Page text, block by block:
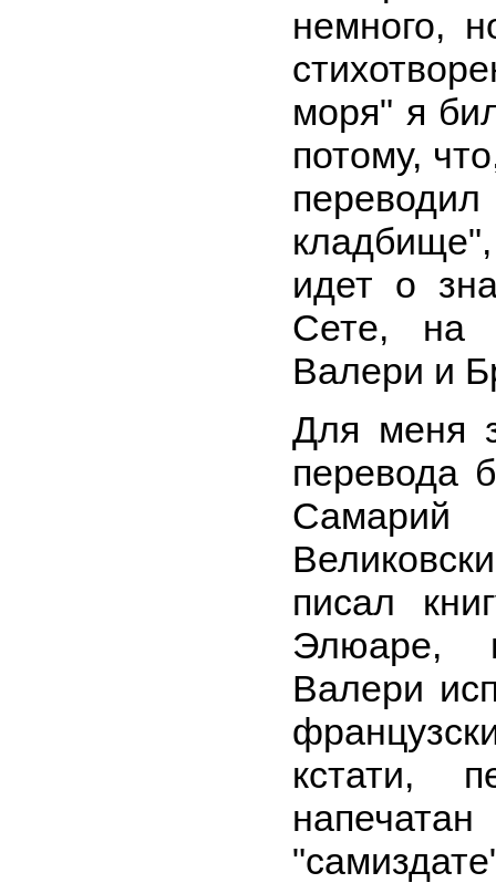
немного,
моря" я
потому,
идет о
Сете, на
Валери и
Для меня
перевода
писал
Элюаре,
Валери
кстати,